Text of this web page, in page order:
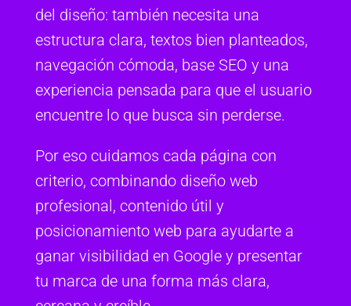
del diseño: también necesita una
estructura clara, textos bien planteados,
navegación cómoda, base SEO y una
experiencia pensada para que el usuario
encuentre lo que busca sin perderse.
Por eso cuidamos cada página con
criterio, combinando diseño web
profesional, contenido útil y
posicionamiento web para ayudarte a
ganar visibilidad en Google y presentar
tu marca de una forma más clara,